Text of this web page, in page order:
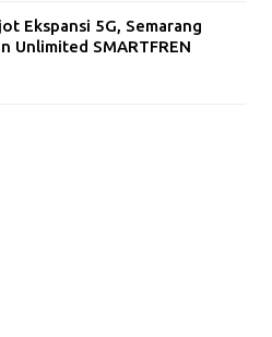
Ekspansi 5G, Semarang
Unlimited SMARTFREN